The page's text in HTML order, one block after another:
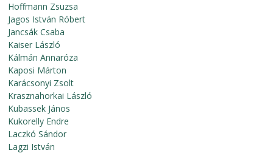
Hoffmann Zsuzsa
Jagos István Róbert
Jancsák Csaba
Kaiser László
Kálmán Annaróza
Kaposi Márton
Karácsonyi Zsolt
Krasznahorkai László
Kubassek János
Kukorelly Endre
Laczkó Sándor
Lagzi István